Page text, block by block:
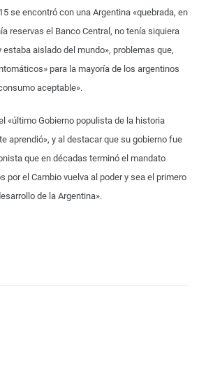
se encontró con una Argentina «quebrada, en
reservas el Banco Central, no tenía siquiera
aislado del mundo», problemas que,
para la mayoría de los argentinos
aceptable».
«último Gobierno populista de la historia
aprendió», y al destacar que su gobierno fue
que en décadas terminó el mandato
por el Cambio vuelva al poder y sea el primero
de la Argentina».